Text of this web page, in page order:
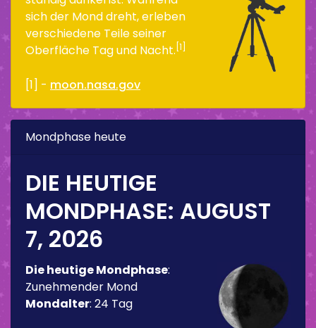
sich der Mond dreht, erleben
verschiedene Teile seiner
Oberfläche Tag und Nacht. [1]
[1] - moon.nasa.gov
Mondphase heute
DIE HEUTIGE
MONDPHASE: AUGUST
7, 2026
Die heutige Mondphase:
Zunehmender Mond
Mondalter: 24 Tag